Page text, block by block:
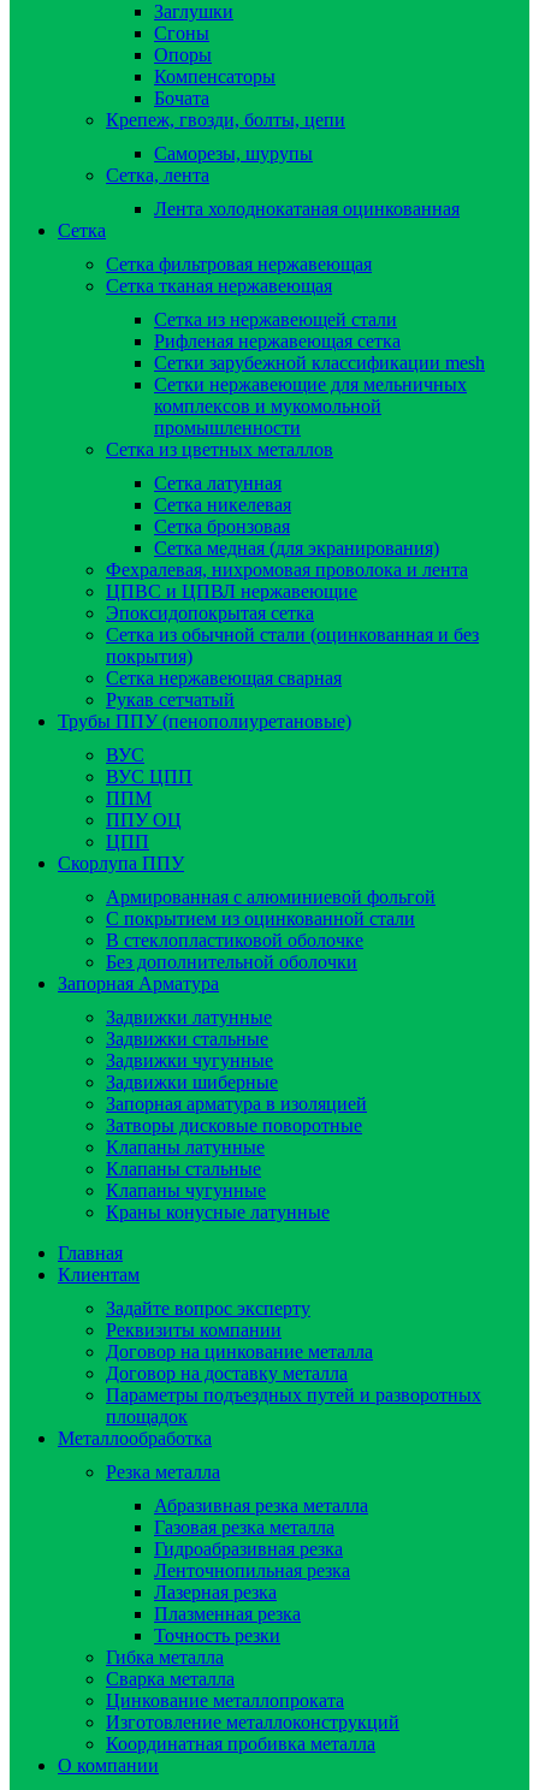
Заглушки
Сгоны
Опоры
Компенсаторы
Бочата
Крепеж, гвозди, болты, цепи
Саморезы, шурупы
Сетка, лента
Лента холоднокатаная оцинкованная
Сетка
Сетка фильтровая нержавеющая
Сетка тканая нержавеющая
Сетка из нержавеющей стали
Рифленая нержавеющая сетка
Сетки зарубежной классификации mesh
Сетки нержавеющие для мельничных
комплексов и мукомольной
промышленности
Сетка из цветных металлов
Сетка латунная
Сетка никелевая
Сетка бронзовая
Сетка медная (для экранирования)
Фехралевая, нихромовая проволока и лента
ЦПВС и ЦПВЛ нержавеющие
Эпоксидопокрытая сетка
Сетка из обычной стали (оцинкованная и без
покрытия)
Сетка нержавеющая сварная
Рукав сетчатый
Трубы ППУ (пенополиуретановые)
ВУС
ВУС ЦПП
ППМ
ППУ ОЦ
ЦПП
Скорлупа ППУ
Армированная с алюминиевой фольгой
C покрытием из оцинкованной стали
В стеклопластиковой оболочке
Без дополнительной оболочки
Запорная Арматура
Задвижки латунные
Задвижки стальные
Задвижки чугунные
Задвижки шиберные
Запорная арматура в изоляцией
Затворы дисковые поворотные
Клапаны латунные
Клапаны стальные
Клапаны чугунные
Краны конусные латунные
Главная
Клиентам
Задайте вопрос эксперту
Реквизиты компании
Договор на цинкование металла
Договор на доставку металла
Параметры подъездных путей и разворотных
площадок
Металлообработка
Резка металла
Абразивная резка металла
Газовая резка металла
Гидроaбразивная резка
Ленточнопильная резка
Лазерная резка
Плазменная резка
Точность резки
Гибка металла
Сварка металла
Цинкование металлопроката
Изготовление металлоконструкций
Координатная пробивка металла
О компании